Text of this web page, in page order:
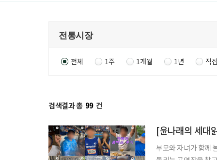
전체 1주 1개월 1년 직
검색결과 총 99 건
부모와 자녀가 함께